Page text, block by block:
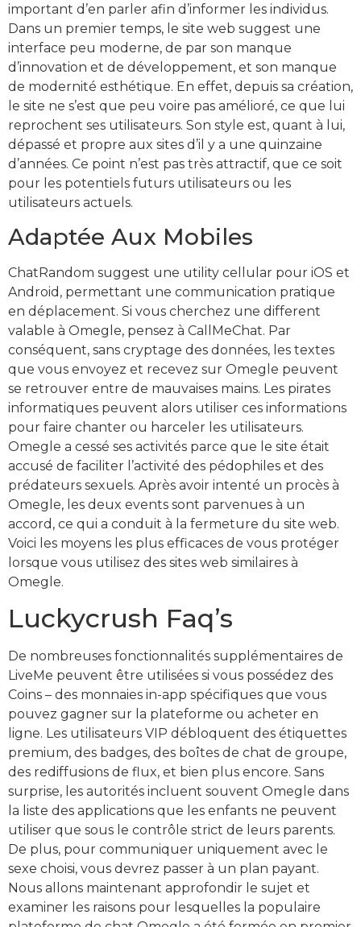
important d’en parler afin d’informer les individus.
Dans un premier temps, le site web suggest une
interface peu moderne, de par son manque
d’innovation et de développement, et son manque
de modernité esthétique. En effet, depuis sa création,
le site ne s’est que peu voire pas amélioré, ce que lui
reprochent ses utilisateurs. Son style est, quant à lui,
dépassé et propre aux sites d’il y a une quinzaine
d’années. Ce point n’est pas très attractif, que ce soit
pour les potentiels futurs utilisateurs ou les
utilisateurs actuels.
Adaptée Aux Mobiles
ChatRandom suggest une utility cellular pour iOS et
Android, permettant une communication pratique
en déplacement. Si vous cherchez une different
valable à Omegle, pensez à CallMeChat. Par
conséquent, sans cryptage des données, les textes
que vous envoyez et recevez sur Omegle peuvent
se retrouver entre de mauvaises mains. Les pirates
informatiques peuvent alors utiliser ces informations
pour faire chanter ou harceler les utilisateurs.
Omegle a cessé ses activités parce que le site était
accusé de faciliter l’activité des pédophiles et des
prédateurs sexuels. Après avoir intenté un procès à
Omegle, les deux events sont parvenues à un
accord, ce qui a conduit à la fermeture du site web.
Voici les moyens les plus efficaces de vous protéger
lorsque vous utilisez des sites web similaires à
Omegle.
Luckycrush Faq’s
De nombreuses fonctionnalités supplémentaires de
LiveMe peuvent être utilisées si vous possédez des
Coins – des monnaies in-app spécifiques que vous
pouvez gagner sur la plateforme ou acheter en
ligne. Les utilisateurs VIP débloquent des étiquettes
premium, des badges, des boîtes de chat de groupe,
des rediffusions de flux, et bien plus encore. Sans
surprise, les autorités incluent souvent Omegle dans
la liste des applications que les enfants ne peuvent
utiliser que sous le contrôle strict de leurs parents.
De plus, pour communiquer uniquement avec le
sexe choisi, vous devrez passer à un plan payant.
Nous allons maintenant approfondir le sujet et
examiner les raisons pour lesquelles la populaire